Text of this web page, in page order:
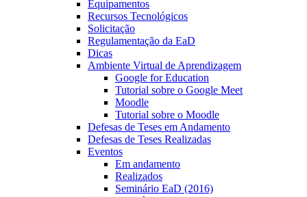
Equipamentos
Recursos Tecnológicos
Solicitação
Regulamentação da EaD
Dicas
Ambiente Virtual de Aprendizagem
Google for Education
Tutorial sobre o Google Meet
Moodle
Tutorial sobre o Moodle
Defesas de Teses em Andamento
Defesas de Teses Realizadas
Eventos
Em andamento
Realizados
Seminário EaD (2016)